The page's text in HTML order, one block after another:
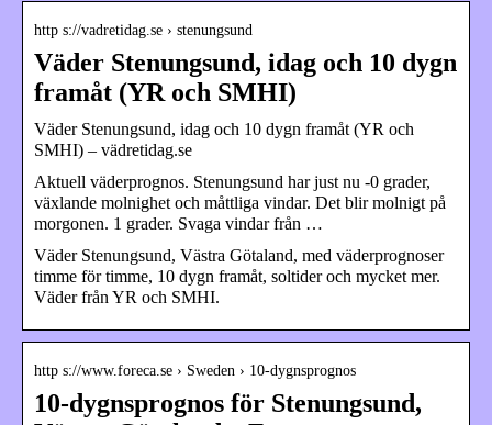
http s://vadretidag.se › stenungsund
Väder Stenungsund, idag och 10 dygn
framåt (YR och SMHI)
Väder Stenungsund, idag och 10 dygn framåt (YR och
SMHI) – vädretidag.se
Aktuell väderprognos. Stenungsund har just nu -0 grader,
växlande molnighet och måttliga vindar. Det blir molnigt på
morgonen. 1 grader. Svaga vindar från …
Väder Stenungsund, Västra Götaland, med väderprognoser
timme för timme, 10 dygn framåt, soltider och mycket mer.
Väder från YR och SMHI.
http s://www.foreca.se › Sweden › 10-dygnsprognos
10-dygnsprognos för Stenungsund,